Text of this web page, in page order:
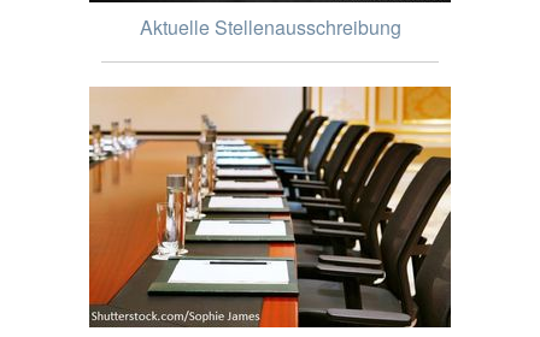
Aktuelle Stellenausschreibung